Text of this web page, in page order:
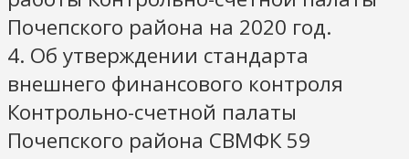
Почепского района на 2020 год.
4. Об утверждении стандарта
внешнего финансового контроля
Контрольно-счетной палаты
Почепского района СВМФК 59